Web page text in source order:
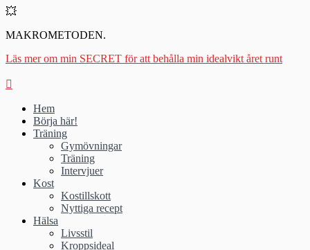
💥
MAKROMETODEN.
Läs mer om min SECRET för att behålla min idealvikt året runt
Hem
Börja här!
Träning
Gymövningar
Träning
Intervjuer
Kost
Kostillskott
Nyttiga recept
Hälsa
Livsstil
Kroppsideal